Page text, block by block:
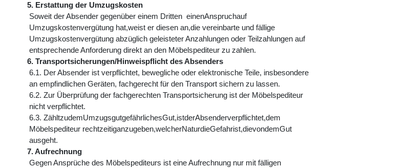
5. Erstattung der Umzugskosten
Soweit der Absender gegenüber einem Dritten einenAnspruchauf
Umzugskostenvergütung hat,weist er diesen an,die vereinbarte und fällige
Umzugskostenvergütung abzüglich geleisteter Anzahlungen oder Teilzahlungen auf
entsprechende Anforderung direkt an den Möbelspediteur zu zahlen.
6. Transportsicherungen/Hinweispflicht des Absenders
6.1. Der Absender ist verpflichtet, bewegliche oder elektronische Teile, insbesondere
an empfindlichen Geräten, fachgerecht für den Transport sichern zu lassen.
6.2. Zur Überprüfung der fachgerechten Transportsicherung ist der Möbelspediteur
nicht verpflichtet.
6.3. ZähltzudemUmzugsgutgefährlichesGut,istderAbsenderverpflichtet,dem
Möbelspediteur rechtzeitiganzugeben,welcherNaturdieGefahrist,dievondemGut
ausgeht.
7. Aufrechnung
Gegen Ansprüche des Möbelspediteurs ist eine Aufrechnung nur mit fälligen